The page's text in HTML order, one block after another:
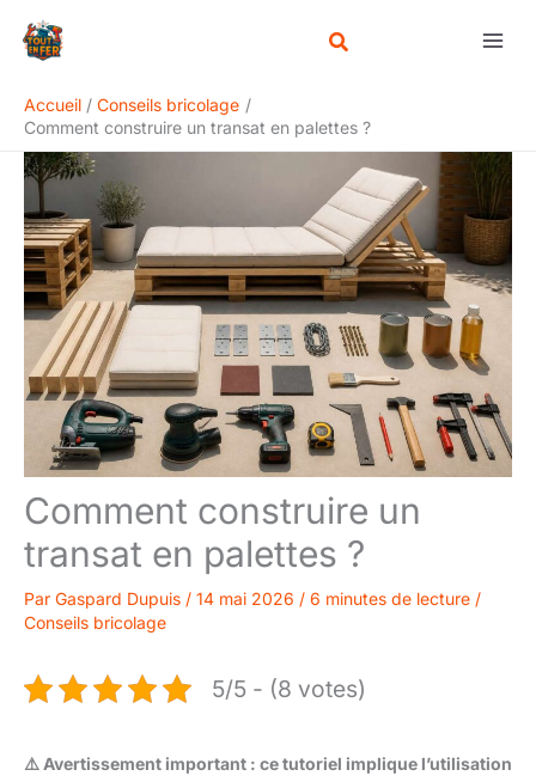
Accueil
Conseils bricolage
Comment construire un transat en palettes ?
Comment construire un
transat en palettes ?
Par Gaspard Dupuis / 14 mai 2026 / 6 minutes de lecture /
Conseils bricolage
5/5 - (8 votes)
⚠️ Avertissement important : ce tutoriel implique l’utilisation